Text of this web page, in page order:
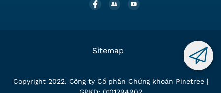
Sitemap
Copyright 2022. Công ty Cổ phần Chứng khoán Pinetree |
GPKD: 0101294902